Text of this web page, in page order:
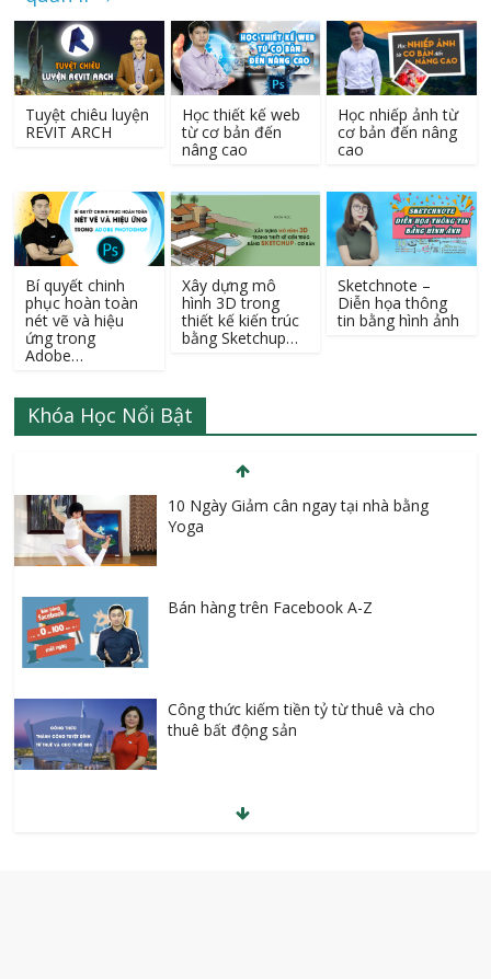
Tuyệt chiêu luyện
REVIT ARCH
Học thiết kế web
từ cơ bản đến
nâng cao
Học nhiếp ảnh từ
cơ bản đến nâng
cao
Bí quyết chinh
phục hoàn toàn
nét vẽ và hiệu
ứng trong
Adobe…
Xây dựng mô
hình 3D trong
thiết kế kiến trúc
bằng Sketchup…
Sketchnote –
Diễn họa thông
tin bằng hình ảnh
Khóa Học Nổi Bật
10 Ngày Giảm cân ngay tại nhà bằng
Yoga
Bán hàng trên Facebook A-Z
Công thức kiếm tiền tỷ từ thuê và cho
thuê bất động sản
Học giao tiếp tiếng Hàn thật dễ